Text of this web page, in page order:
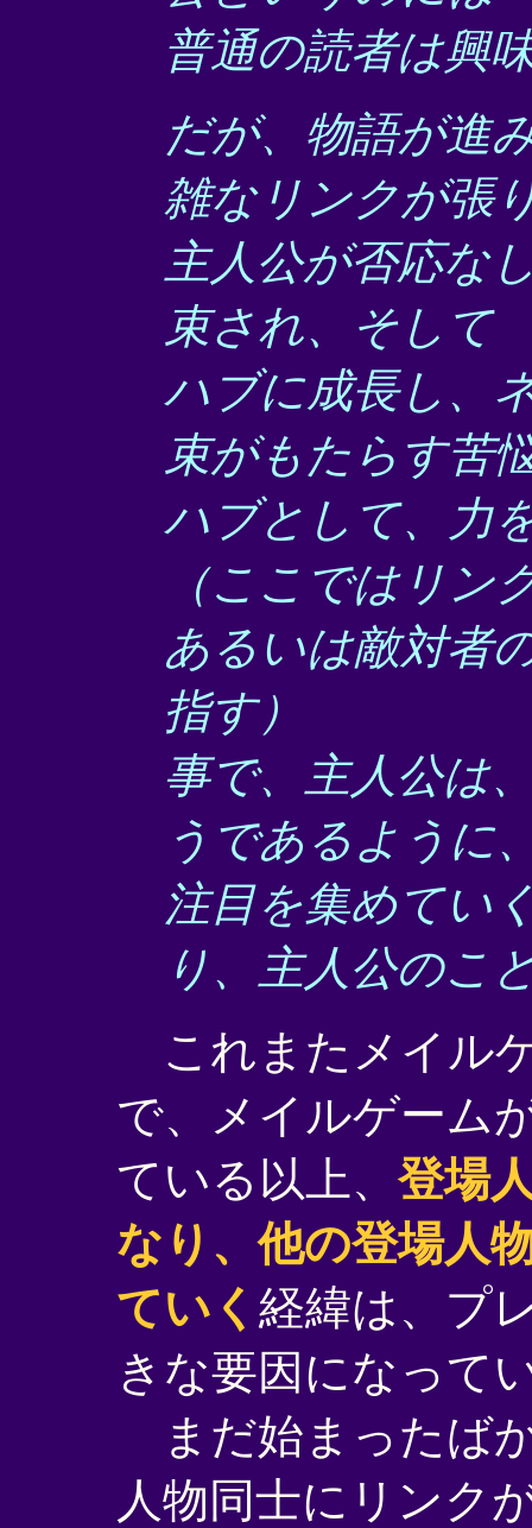
普通の読者は興
だが、物語が進
雑なリンクが張
主人公が否応な
束され、そして
ハブに成長し、
束がもたらす苦
ハブとして、力
（ここではリン
あるいは敵対者
指す）
事で、主人公は
うであるように
注目を集めてい
り、主人公のこ
これまたメイル
で、メイルゲーム
ている以上、 登場
なり、他の登場人
ていく 経緯は、プ
きな要因になって
まだ始まったば
人物同士にリンク